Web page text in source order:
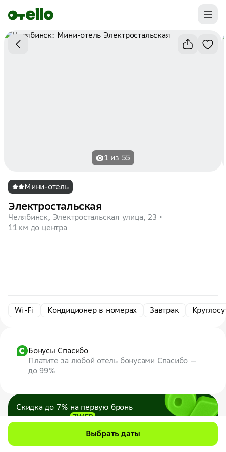
Промокоды на первую бронь уже ваши.
Забирайте выгоду
1 из 55
Мини-отель
Электростальская
Челябинск, Электростальская улица, 23
11 км до центра
Wi-Fi Кондиционер в номерах Завтрак
Бонусы Спасибо
Платите за любой отель бонусами Спасибо —
до 99%
Скидка до 7% на первую бронь
по промокоду 7WEB
Выбрать даты